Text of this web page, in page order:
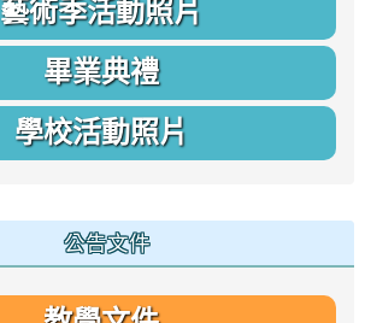
藝術季活動照片
畢業典禮
學校活動照片
公告文件